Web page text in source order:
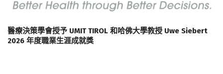
醫療決策學會授予 UMIT TIROL 和哈佛大學教授 Uwe Siebert
2026 年度職業生涯成就獎